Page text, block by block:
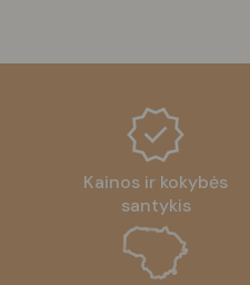
Kainos ir kokybės
santykis